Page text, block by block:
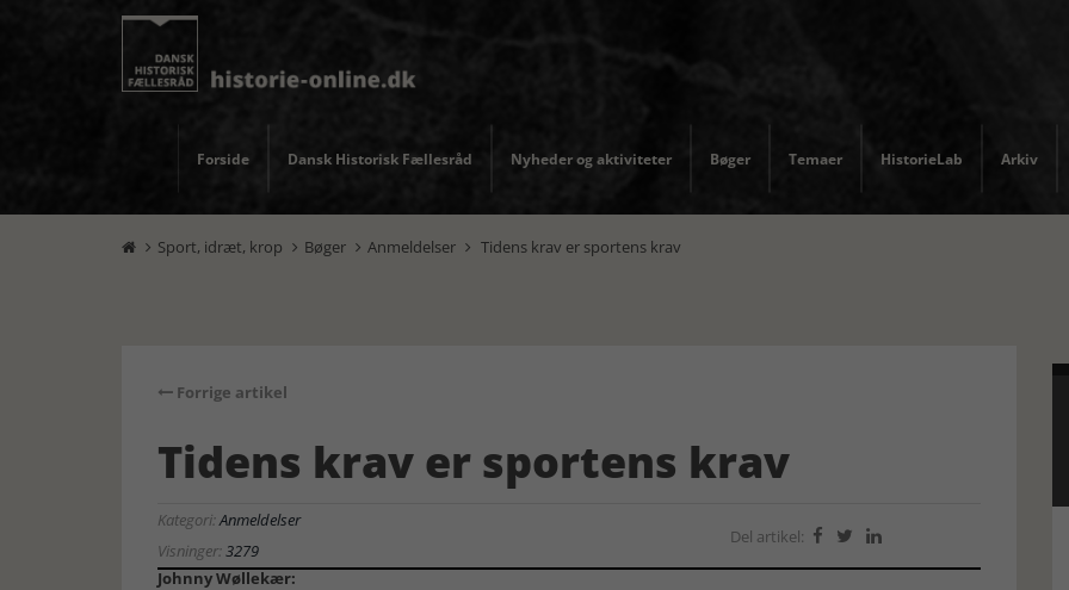
Forside Dansk Historisk Fællesråd Nyheder og aktiviteter Bøger Temaer HistorieLab Arkiv
 Sport, idræt, krop  Bøger  Anmeldelser  Tidens krav er sportens krav
Forrige artikel
Tidens krav er sportens krav
Kategori:Anmeldelser
Visninger:3279
Del artikel:   
Johnny Wøllekær: